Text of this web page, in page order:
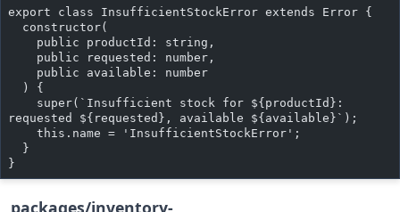
export class InsufficientStockError extends Error {
  constructor(
    public productId: string,
    public requested: number,
    public available: number
  ) {
requested ${requested}, available ${available}`);
    this.name = 'InsufficientStockError';
  }
}
packages/inventory-